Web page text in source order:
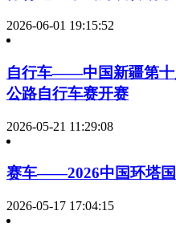
2026-06-01 19:15:52
自行车——中国新疆第十
公路自行车赛开赛
2026-05-21 11:29:08
赛车——2026中国环塔
2026-05-17 17:04:15